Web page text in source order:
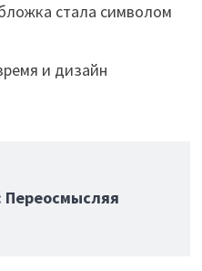
стала символом
и дизайн
Переосмысляя